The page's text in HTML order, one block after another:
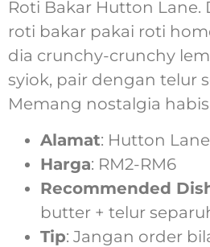
Roti Bakar Hutton Lane.
roti bakar pakai roti
dia crunchy-crunchy
syiok, pair dengan telur
Memang nostalgia
Alamat: Hutton
Harga: RM2-RM6
Recommended
butter + telur
Tip: Jangan order